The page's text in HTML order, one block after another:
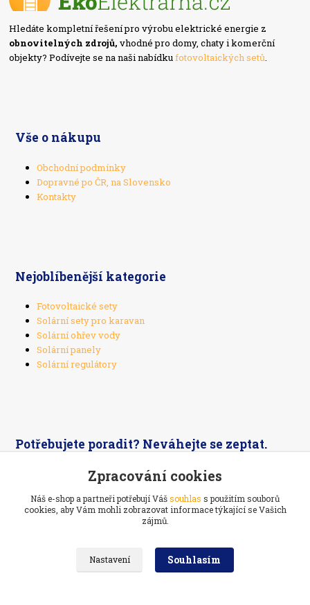
Hledáte kompletní řešení pro výrobu elektrické energie z
obnovitelných zdrojů, vhodné pro domy, chaty i komerční
objekty? Podívejte se na naši nabídkufotovoltaických setů.
Vše o nákupu
Obchodní podmínky
Dopravné po ČR, na Slovensko
Kontakty
Nejoblíbenější kategorie
Fotovoltaické sety
Solární sety pro karavan
Solární ohřev vody
Solární panely
Solární regulátory
Potřebujete poradit? Neváhejte se zeptat.
+420 603 526 269
Ostrovní solární systémyNavštivte také:
Zpracování cookies
Náš e-shop a partneři potřebují Vášsouhlas s použitím souborů
cookies, aby Vám mohli zobrazovat informace týkající se Vašich
zájmů.
Nastavení Souhlasím